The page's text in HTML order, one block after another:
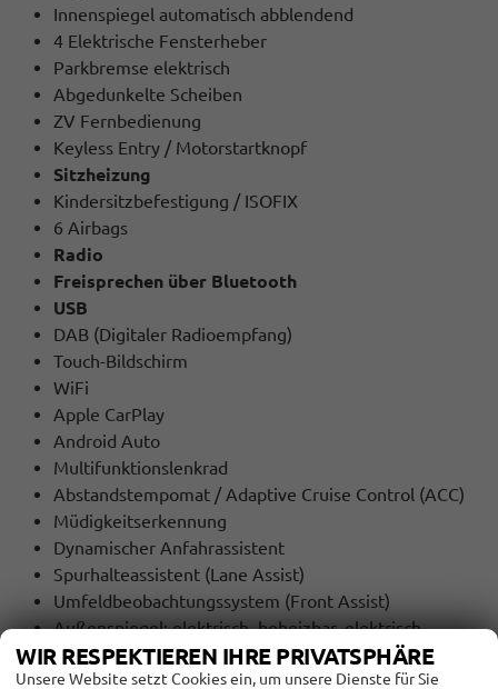
Innenspiegel automatisch abblendend
4 Elektrische Fensterheber
Parkbremse elektrisch
Abgedunkelte Scheiben
ZV Fernbedienung
Keyless Entry / Motorstartknopf
Sitzheizung
Kindersitzbefestigung / ISOFIX
6 Airbags
Radio
Freisprechen über Bluetooth
USB
DAB (Digitaler Radioempfang)
Touch-Bildschirm
WiFi
Apple CarPlay
Android Auto
Multifunktionslenkrad
Abstandstempomat / Adaptive Cruise Control (ACC)
Müdigkeitserkennung
Dynamischer Anfahrassistent
Spurhalteassistent (Lane Assist)
Umfeldbeobachtungssystem (Front Assist)
Außenspiegel: elektrisch, beheizbar, elektrisch
anklappbar
Dachreling Chrom
WIR RESPEKTIEREN IHRE PRIVATSPHÄRE
Unsere Website setzt Cookies ein, um unsere Dienste für Sie